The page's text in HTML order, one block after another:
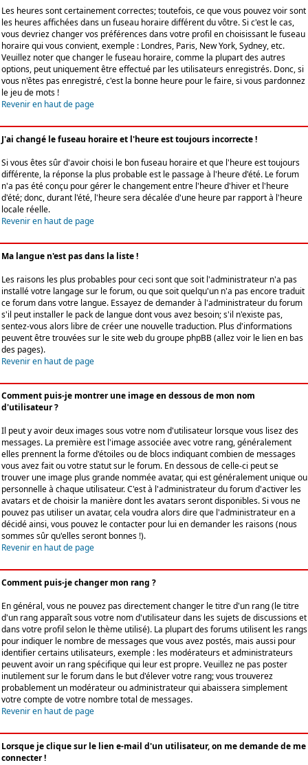
Les heures sont certainement correctes; toutefois, ce que vous pouvez voir sont
les heures affichées dans un fuseau horaire différent du vôtre. Si c'est le cas,
vous devriez changer vos préférences dans votre profil en choisissant le fuseau
horaire qui vous convient, exemple : Londres, Paris, New York, Sydney, etc.
Veuillez noter que changer le fuseau horaire, comme la plupart des autres
options, peut uniquement être effectué par les utilisateurs enregistrés. Donc, si
vous n'êtes pas enregistré, c'est la bonne heure pour le faire, si vous pardonnez
le jeu de mots !
Revenir en haut de page
J'ai changé le fuseau horaire et l'heure est toujours incorrecte !
Si vous êtes sûr d'avoir choisi le bon fuseau horaire et que l'heure est toujours
différente, la réponse la plus probable est le passage à l'heure d'été. Le forum
n'a pas été conçu pour gérer le changement entre l'heure d'hiver et l'heure
d'été; donc, durant l'été, l'heure sera décalée d'une heure par rapport à l'heure
locale réelle.
Revenir en haut de page
Ma langue n'est pas dans la liste !
Les raisons les plus probables pour ceci sont que soit l'administrateur n'a pas
installé votre langage sur le forum, ou que soit quelqu'un n'a pas encore traduit
ce forum dans votre langue. Essayez de demander à l'administrateur du forum
s'il peut installer le pack de langue dont vous avez besoin; s'il n'existe pas,
sentez-vous alors libre de créer une nouvelle traduction. Plus d'informations
peuvent être trouvées sur le site web du groupe phpBB (allez voir le lien en bas
des pages).
Revenir en haut de page
Comment puis-je montrer une image en dessous de mon nom
d'utilisateur ?
Il peut y avoir deux images sous votre nom d'utilisateur lorsque vous lisez des
messages. La première est l'image associée avec votre rang, généralement
elles prennent la forme d'étoiles ou de blocs indiquant combien de messages
vous avez fait ou votre statut sur le forum. En dessous de celle-ci peut se
trouver une image plus grande nommée avatar, qui est généralement unique ou
personnelle à chaque utilisateur. C'est à l'administrateur du forum d'activer les
avatars et de choisir la manière dont les avatars seront disponibles. Si vous ne
pouvez pas utiliser un avatar, cela voudra alors dire que l'administrateur en a
décidé ainsi, vous pouvez le contacter pour lui en demander les raisons (nous
sommes sûr qu'elles seront bonnes !).
Revenir en haut de page
Comment puis-je changer mon rang ?
En général, vous ne pouvez pas directement changer le titre d'un rang (le titre
d'un rang apparaît sous votre nom d'utilisateur dans les sujets de discussions et
dans votre profil selon le thème utilisé). La plupart des forums utilisent les rangs
pour indiquer le nombre de messages que vous avez postés, mais aussi pour
identifier certains utilisateurs, exemple : les modérateurs et administrateurs
peuvent avoir un rang spécifique qui leur est propre. Veuillez ne pas poster
inutilement sur le forum dans le but d'élever votre rang; vous trouverez
probablement un modérateur ou administrateur qui abaissera simplement
votre compte de votre nombre total de messages.
Revenir en haut de page
Lorsque je clique sur le lien e-mail d'un utilisateur, on me demande de me
connecter !